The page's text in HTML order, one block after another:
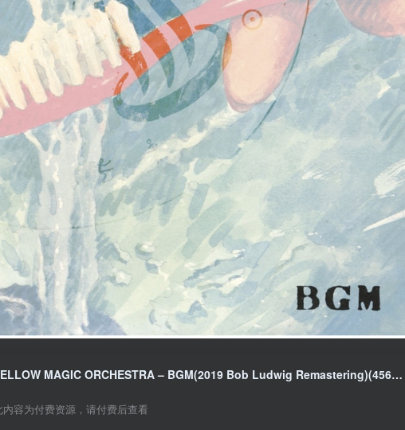
YELLOW MAGIC ORCHESTRA – BGM(2019 Bob Ludwig Remastering)(4560427449371)【24bit／96.0kHz】日本区
内容为付费资源，请付费后查看